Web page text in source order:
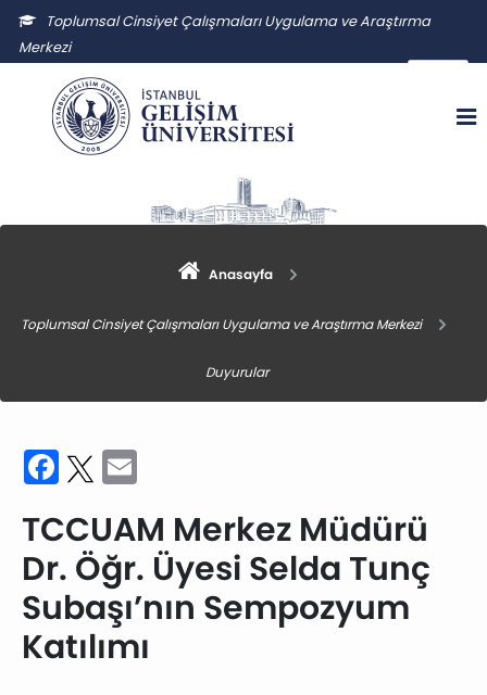
Toplumsal Cinsiyet Çalışmaları Uygulama ve Araştırma
Merkezi
tccuam@gelisim.edu.tr
Anasayfa
Toplumsal Cinsiyet Çalışmaları Uygulama ve Araştırma Merkezi
Duyurular
Facebook
Twitter
TCCUAM Merkez Müdürü
Dr. Öğr. Üyesi Selda Tunç
Subaşı’nın Sempozyum
Katılımı